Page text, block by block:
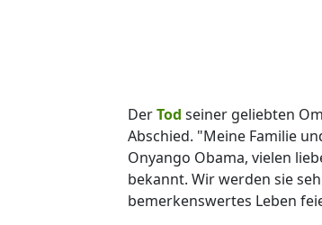
DerTod seiner geliebten
Abschied. "Meine Familie
Onyango Obama, vielen
bekannt. Wir werden sie
bemerkenswertes Leben